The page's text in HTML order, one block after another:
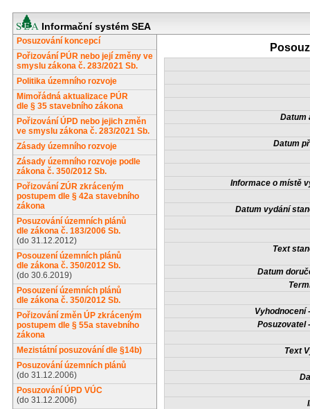
Informační systém SEA
Posuzování koncepcí
Pořizování PÚR nebo její změny ve
smyslu zákona č. 283/2021 Sb.
Politika územního rozvoje
Mimořádná aktualizace PÚR
dle § 35 stavebního zákona
Pořizování ÚPD nebo jejich změn
ve smyslu zákona č. 283/2021 Sb.
Zásady územního rozvoje
Zásady územního rozvoje podle
zákona č. 350/2012 Sb.
Pořizování ZÚR zkráceným
postupem dle § 42a stavebního
zákona
Posuzování územních plánů
dle zákona č. 183/2006 Sb.
(do 31.12.2012)
Posouzení územních plánů
dle zákona č. 350/2012 Sb.
(do 30.6.2019)
Posouzení územních plánů
dle zákona č. 350/2012 Sb.
Pořizování změn ÚP zkráceným
postupem dle § 55a stavebního
zákona
Mezistátní posuzování dle §14b)
Posuzování územních plánů
(do 31.12.2006)
Posuzování ÚPD VÚC
(do 31.12.2006)
Datum
Datum
Informace o místě
Datum vydání
Text
Datum
Vyhodnocení
Posuzovatel
Text